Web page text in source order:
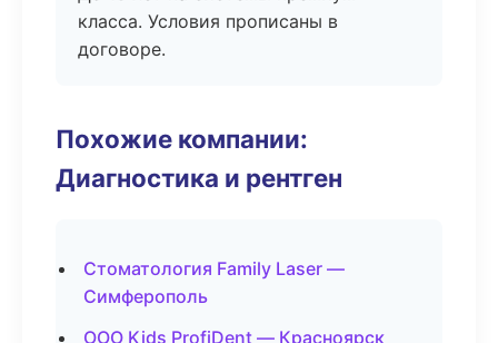
класса. Условия прописаны в
договоре.
Похожие компании:
Диагностика и рентген
Стоматология Family Laser —
Симферополь
ООО Kids ProfiDent — Красноярск